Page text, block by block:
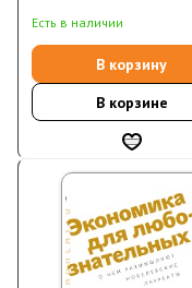
Есть в наличии
В корзину
В корзине